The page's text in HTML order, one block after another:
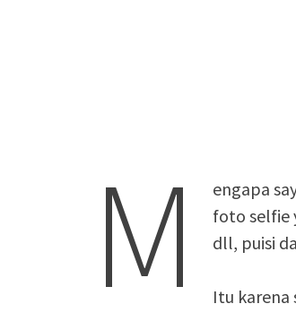
M
engapa
foto selfie
dll, puisi
Itu karena